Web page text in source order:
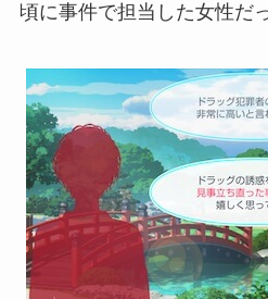
頃に事件で担当した女性だ